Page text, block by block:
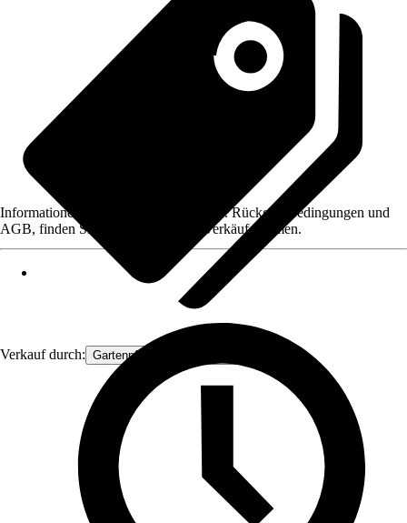
Verkauf durch: Gartenpflanzen Ammerland
Informationen des Verkäufers, wie z. B. Rückgabebedingungen und
AGB, finden Sie bei Klick auf den Verkäufernamen.